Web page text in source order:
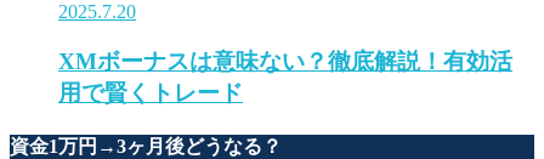
2025.7.20
XMボーナスは意味ない？徹底解説！有効活
用で賢くトレード
資金1万円→3ヶ月後どうなる？